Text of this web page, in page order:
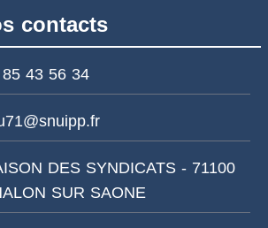
contacts
43 56 34
DES SYNDICATS - 71100
SUR SAONE